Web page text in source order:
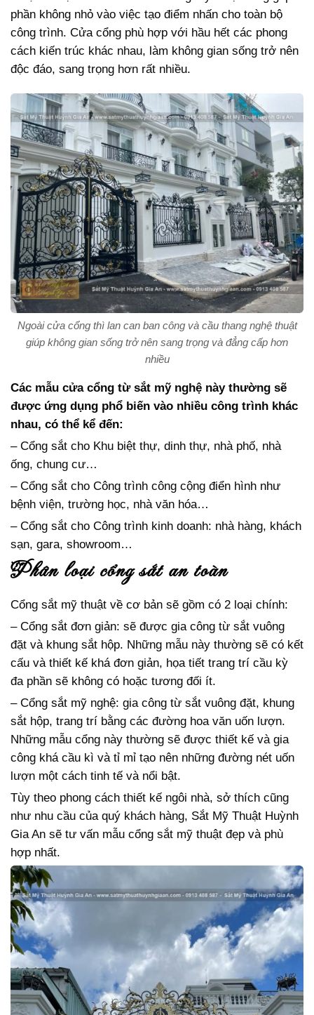
phần không nhỏ vào việc tạo điểm nhấn cho toàn bộ
công trình. Cửa cổng phù hợp với hầu hết các phong
cách kiến trúc khác nhau, làm không gian sống trở nên
độc đáo, sang trọng hơn rất nhiều.
Ngoài cửa cổng thì lan can ban công và cầu thang nghệ thuật
giúp không gian sống trở nên sang trọng và đẳng cấp hơn
nhiều
Các mẫu cửa cổng từ sắt mỹ nghệ này thường sẽ
được ứng dụng phổ biến vào nhiều công trình khác
nhau, có thể kể đến:
– Cổng sắt cho Khu biệt thự, dinh thự, nhà phố, nhà
ống, chung cư…
– Cổng sắt cho Công trình công cộng điển hình như
bệnh viện, trường học, nhà văn hóa…
– Cổng sắt cho Công trình kinh doanh: nhà hàng, khách
sạn, gara, showroom…
phân loại cổng sắt an toàn
Cổng sắt mỹ thuật về cơ bản sẽ gồm có 2 loại chính:
– Cổng sắt đơn giản: sẽ được gia công từ sắt vuông
đặt và khung sắt hộp. Những mẫu này thường sẽ có kết
cấu và thiết kế khá đơn giản, họa tiết trang trí cầu kỳ
đa phần sẽ không có hoặc tương đối ít.
– Cổng sắt mỹ nghệ: gia công từ sắt vuông đặt, khung
sắt hộp, trang trí bằng các đường hoa văn uốn lượn.
Những mẫu cổng này thường sẽ được thiết kế và gia
công khá cầu kì và tỉ mỉ tạo nên những đường nét uốn
lượn một cách tinh tế và nổi bật.
Tùy theo phong cách thiết kế ngôi nhà, sở thích cũng
như nhu cầu của quý khách hàng, Sắt Mỹ Thuật Huỳnh
Gia An sẽ tư vấn mẫu cổng sắt mỹ thuật đẹp và phù
hợp nhất.